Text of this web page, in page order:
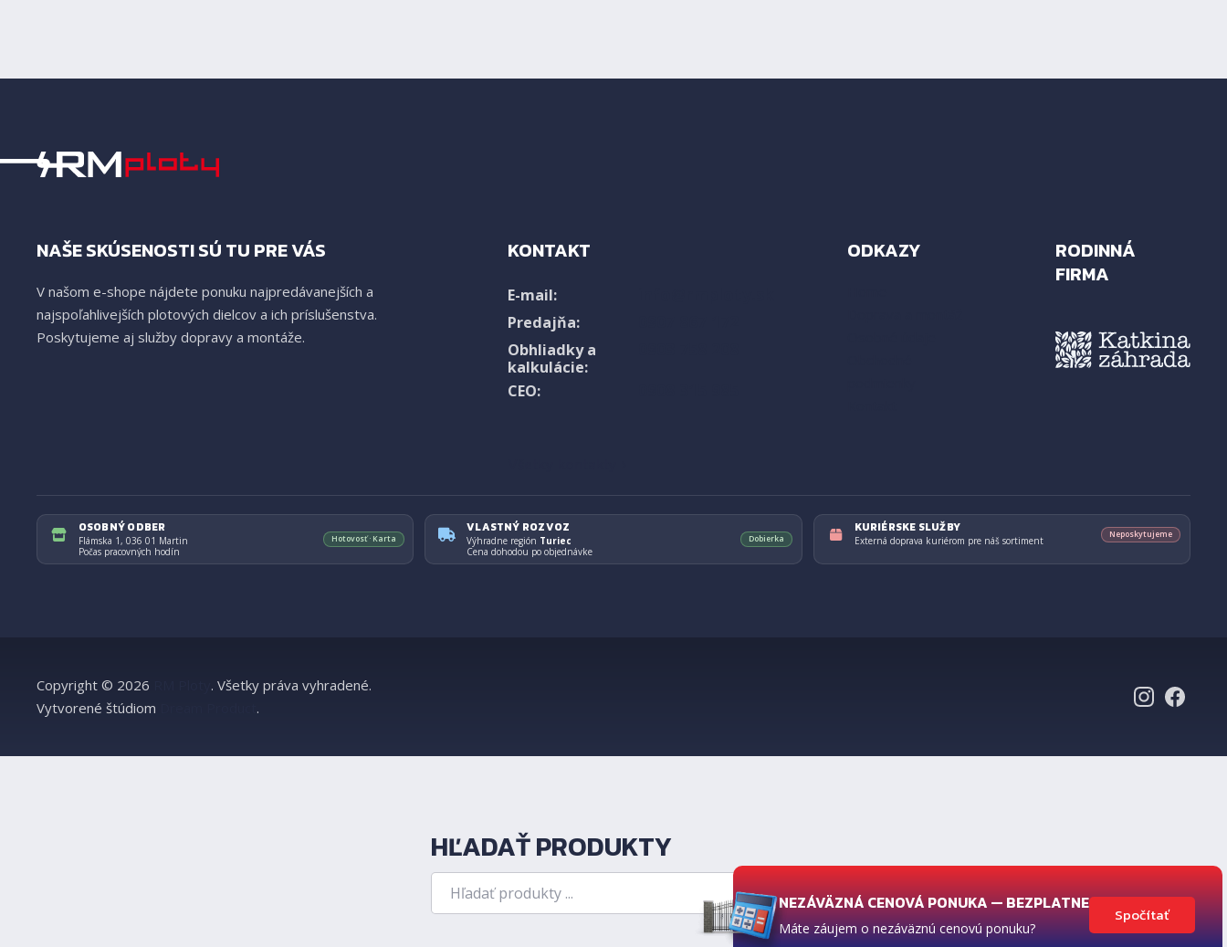
NAŠE SKÚSENOSTI SÚ TU PRE VÁS
V našom e-shope nájdete ponuku najpredávanejších a
najspoľahlivejších plotových dielcov a ich príslušenstva.
Poskytujeme aj služby dopravy a montáže.
KONTAKT
E-mail:
Predajňa:
Obhliadky a
kalkulácie:
CEO:
ODKAZY
RODINNÁ
FIRMA
OSOBNÝ ODBER
Flámska 1, 036 01 Martin
Počas pracovných hodín
Hotovosť · Karta
VLASTNÝ ROZVOZ
Výhradne región Turiec
Cena dohodou po objednávke
Dobierka
KURIÉRSKE SLUŽBY
Externá doprava kuriérom pre náš sortiment
Neposkytujeme
Copyright © 2026 . Všetky práva vyhradené.
Vytvorené štúdiom
.
NEZÁVÄZNÁ CENOVÁ PONUKA — BEZPLATNE
Máte záujem o nezáväznú cenovú ponuku?
Spočítať
HĽADAŤ PRODUKTY
Hľadanie
Vyhľadávanie